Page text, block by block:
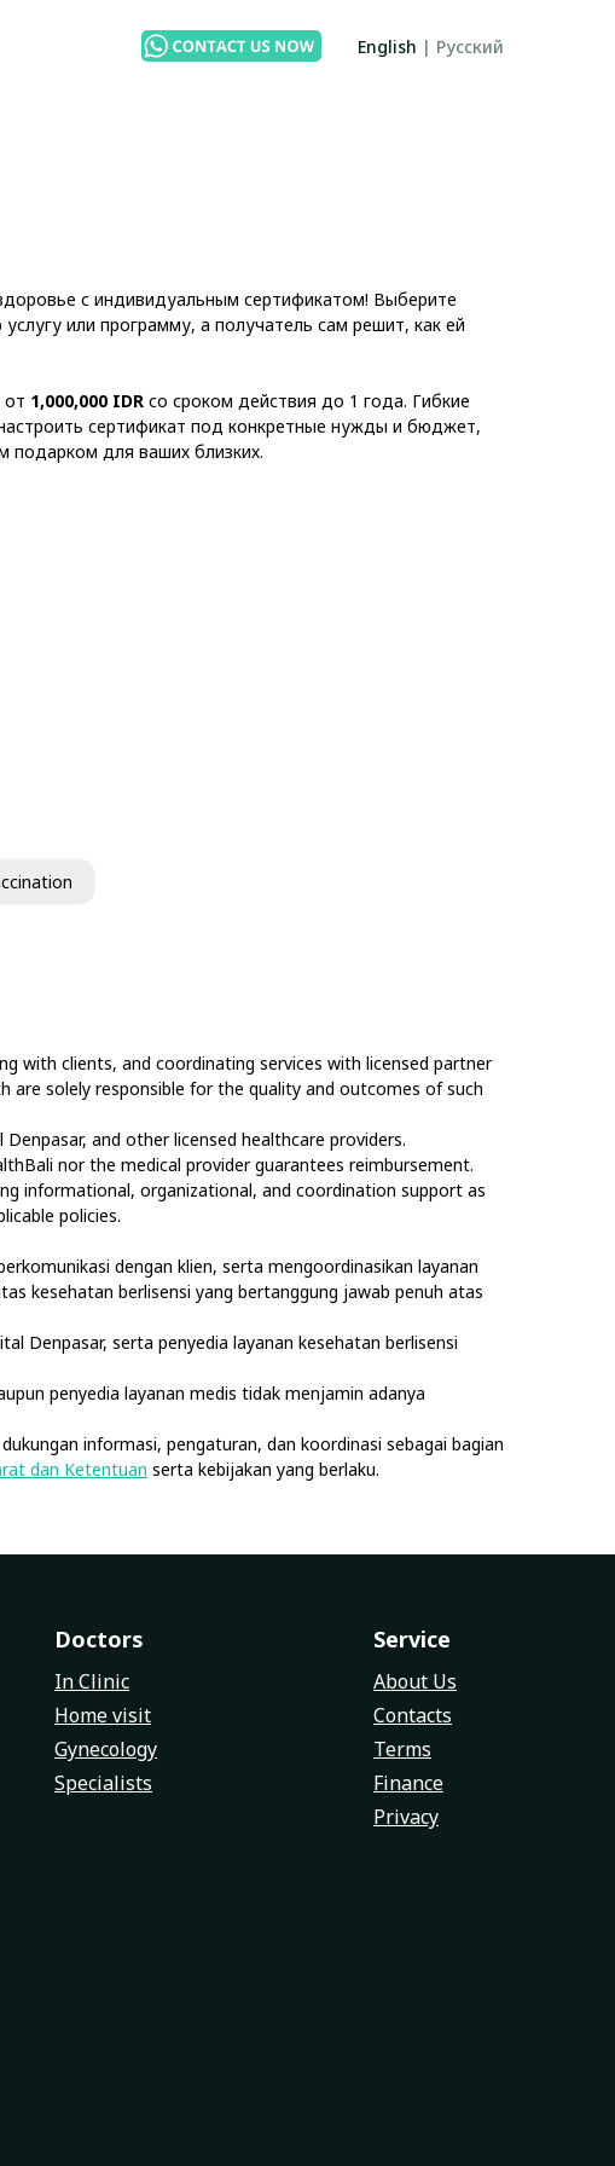
English | Русский
с индивидуальным сертификатом! Выберите
или программу, а получатель сам решит, как ей
1,000,000 IDR со сроком действия до 1 года. Гибкие
сертификат под конкретные нужды и бюджет,
подарком для ваших близких.​
with clients, and coordinating services with licensed partner
are solely responsible for the quality and outcomes of such
and other licensed healthcare providers.
nor the medical provider guarantees reimbursement.
informational, organizational, and coordination support as
policies.
dengan klien, serta mengoordinasikan layanan
kesehatan berlisensi yang bertanggung jawab penuh atas
Denpasar, serta penyedia layanan kesehatan berlisensi
penyedia layanan medis tidak menjamin adanya
informasi, pengaturan, dan koordinasi sebagai bagian
dan Ketentuan serta kebijakan yang berlaku.
Doctors
In Clinic
Home visit
Gynecology
Specialists
Service
About Us
Contacts
Terms
Finance
Privacy